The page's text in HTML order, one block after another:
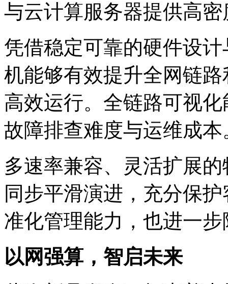
与云计算服务器提供高
凭借稳定可靠的硬件设计
机能够有效提升全网链路
高效运行。全链路可视化
故障排查难度与运维成本
多速率兼容、灵活扩展
同步平滑演进，充分
准化管理能力，也进
以网强算，智启未来